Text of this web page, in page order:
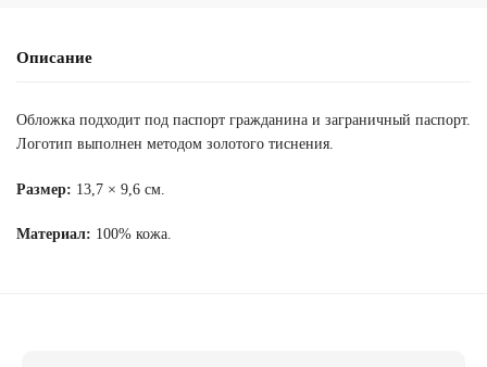
Описание
Обложка подходит под паспорт гражданина и заграничный паспорт.
Логотип выполнен методом золотого тиснения.
Размер: 13,7 × 9,6 см.
Материал: 100% кожа.